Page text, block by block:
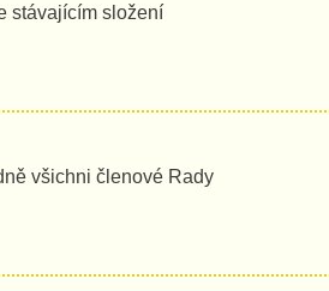
stávajícím složení
všichni členové Rady